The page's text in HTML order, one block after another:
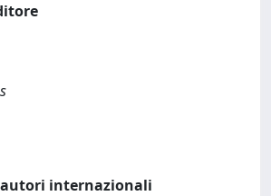
internazionali